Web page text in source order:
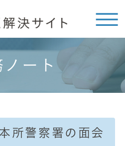
ート
所警察署の面会